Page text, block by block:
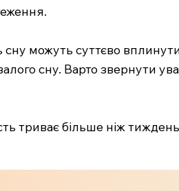
сну можуть суттєво
сну. Варто звернути
триває більше ніж